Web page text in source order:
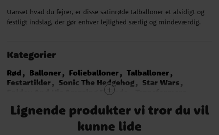
Uanset hvad du fejrer, er disse satinrøde talballoner et alsidigt og
festligt indslag, der gør enhver lejlighed særlig og mindeværdig.
Kategorier
Rød Balloner Folieballoner
Talballoner
Festartikler
Sonic The Hedgehog
Star Wars
Spidey And His Amazing Friends
Byggeklodser fødselsdag
Pippi Langstrømpe
LEGO Ninjago
Lignende produkter vi tror du vil
kunne lide